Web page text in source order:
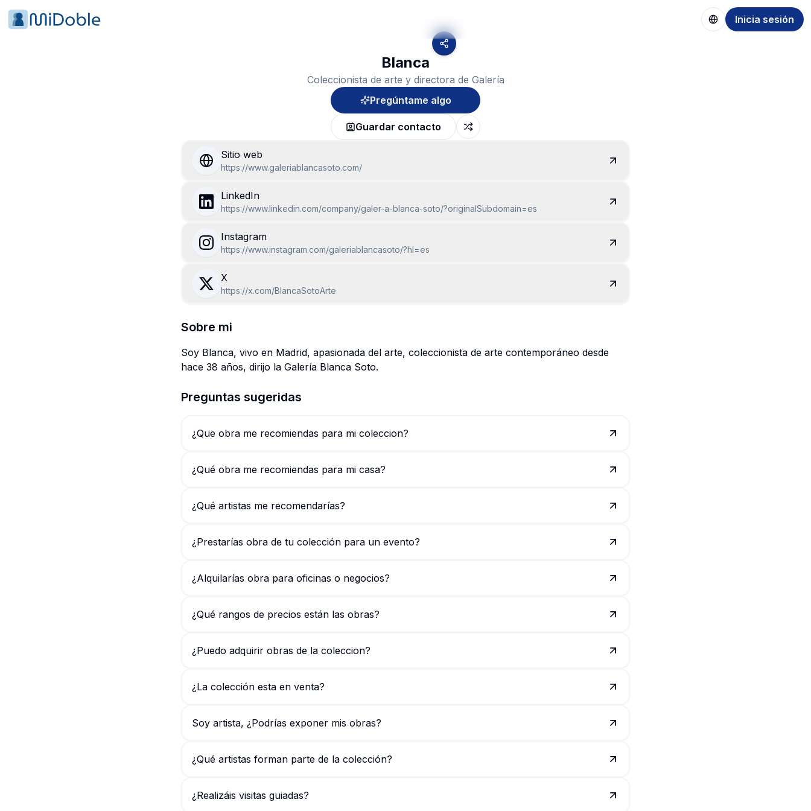
Inicia sesión
Blanca
Coleccionista de arte y directora de Galería
Pregúntame algo
Guardar contacto
Sitio web
https://www.galeriablancasoto.com/
LinkedIn
https://www.linkedin.com/company/galer-a-blanca-soto/?originalSubdomain=es
Instagram
https://www.instagram.com/galeriablancasoto/?hl=es
X
https://x.com/BlancaSotoArte
Sobre mi
Soy Blanca, vivo en Madrid, apasionada del arte, coleccionista de arte contemporáneo desde
hace 38 años, dirijo la Galería Blanca Soto.
Preguntas sugeridas
¿Que obra me recomiendas para mi coleccion?
¿Qué obra me recomiendas para mi casa?
¿Qué artistas me recomendarías?
¿Prestarías obra de tu colección para un evento?
¿Alquilarías obra para oficinas o negocios?
¿Qué rangos de precios están las obras?
¿Puedo adquirir obras de la coleccion?
¿La colección esta en venta?
Soy artista, ¿Podrías exponer mis obras?
¿Qué artistas forman parte de la colección?
¿Realizáis visitas guiadas?